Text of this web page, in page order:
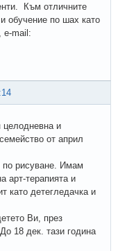
Към отличните
обучение по шах като
e-mail:
целодневна и
от април
по рисуване. Имам
арт-терапията и
като детегледачка и
Ви, през
18 дек. тази година